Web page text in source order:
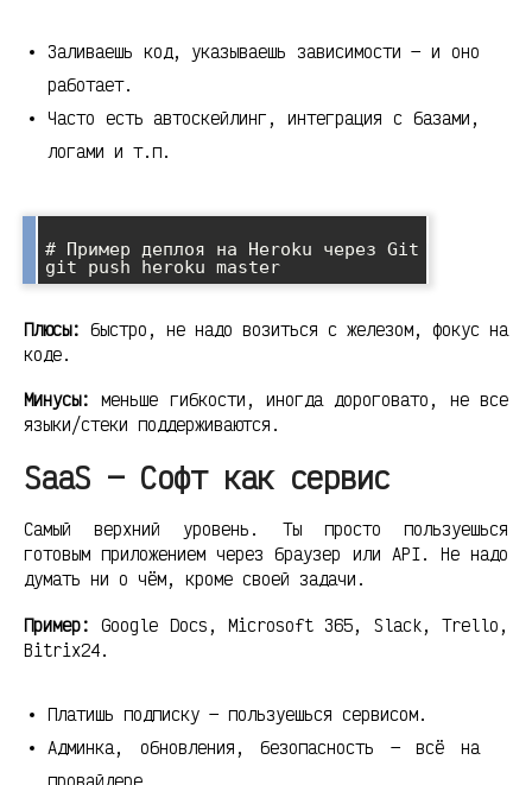
Заливаешь код, указываешь зависимости — и оно
работает.
Часто есть автоскейлинг, интеграция с базами,
логами и т.п.
# Пример деплоя на Heroku через Git
Плюсы: быстро, не надо возиться с железом, фокус на
коде.
Минусы: меньше гибкости, иногда дороговато, не все
языки/стеки поддерживаются.
SaaS — Софт как сервис
Самый верхний уровень. Ты просто пользуешься
готовым приложением через браузер или API. Не надо
думать ни о чём, кроме своей задачи.
Пример: Google Docs, Microsoft 365, Slack, Trello,
Bitrix24.
Платишь подписку — пользуешься сервисом.
Админка, обновления, безопасность — всё на